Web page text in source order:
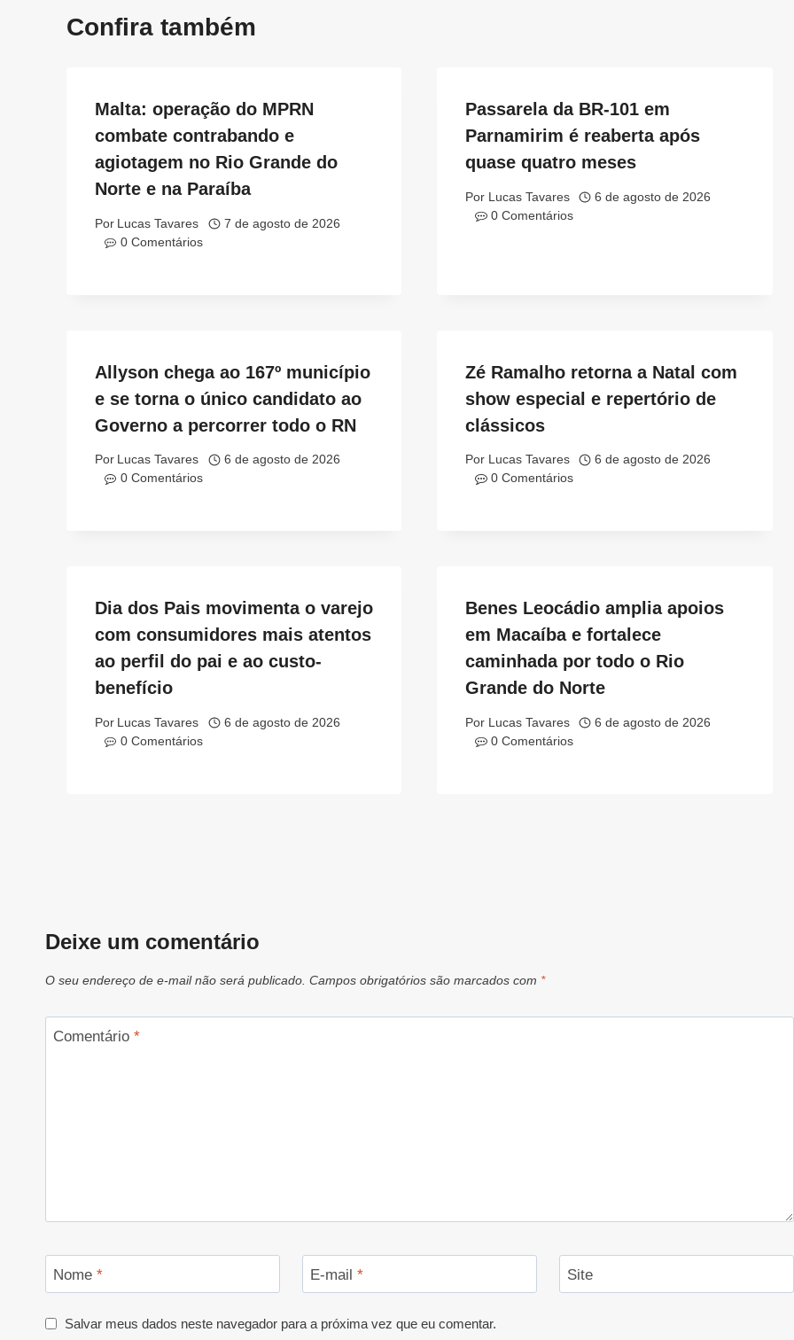
Confira também
Malta: operação do MPRN
combate contrabando e
agiotagem no Rio Grande do
Norte e na Paraíba
Por Lucas Tavares
7 de agosto de 2026
0 Comentários
Passarela da BR-101 em
Parnamirim é reaberta após
quase quatro meses
Por Lucas Tavares
6 de agosto de 2026
0 Comentários
Allyson chega ao 167º município
e se torna o único candidato ao
Governo a percorrer todo o RN
Por Lucas Tavares
6 de agosto de 2026
0 Comentários
Zé Ramalho retorna a Natal com
show especial e repertório de
clássicos
Por Lucas Tavares
6 de agosto de 2026
0 Comentários
Dia dos Pais movimenta o varejo
com consumidores mais atentos
ao perfil do pai e ao custo-
benefício
Por Lucas Tavares
6 de agosto de 2026
0 Comentários
Benes Leocádio amplia apoios
em Macaíba e fortalece
caminhada por todo o Rio
Grande do Norte
Por Lucas Tavares
6 de agosto de 2026
0 Comentários
Deixe um comentário
O seu endereço de e-mail não será publicado. Campos obrigatórios são marcados com *
Comentário *
Nome * E-mail * Site
Salvar meus dados neste navegador para a próxima vez que eu comentar.